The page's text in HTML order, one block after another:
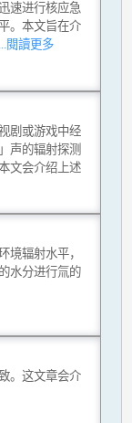
速进行核应急
。本文旨在介
...閱讀更多
剧或游戏中经
声的辐射探测
文会介绍上述
境辐射水平，
水分进行氚的
。这文章会介